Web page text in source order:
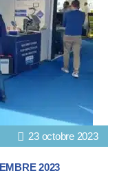
23 octobre 2023
2023